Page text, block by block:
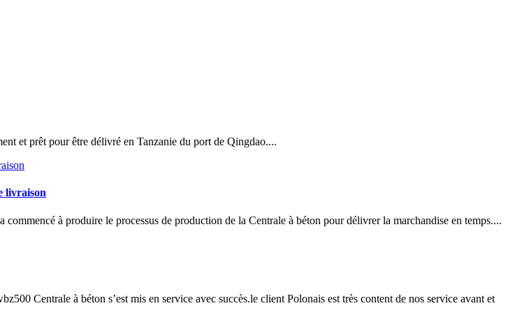
et prêt pour être délivré en Tanzanie du port de Qingdao....
livraison
à produire le processus de production de la Centrale à béton pour délivrer la marchandise en temps....
Centrale à béton s’est mis en service avec succès.le client Polonais est très content de nos service avant et